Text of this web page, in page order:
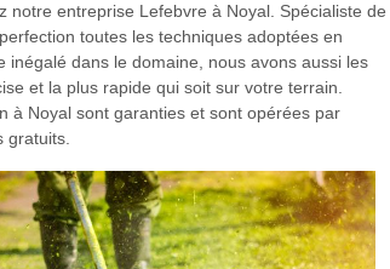
notre entreprise Lefebvre à Noyal. Spécialiste de
toutes les techniques adoptées en
dans le domaine, nous avons aussi les
et la plus rapide qui soit sur votre terrain.
à Noyal sont garanties et sont opérées par
gratuits.